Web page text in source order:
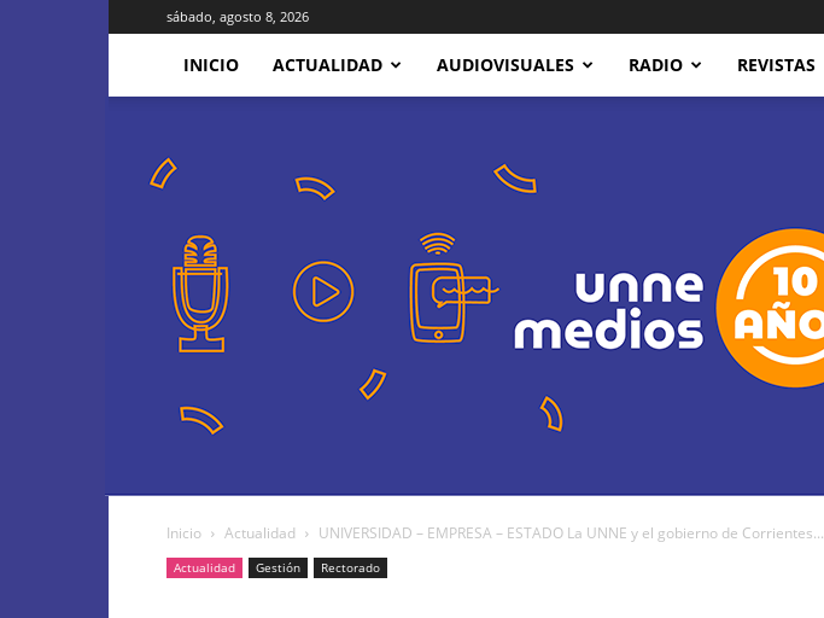
sábado, agosto 8, 2026
INICIO ACTUALIDAD AUDIOVISUALES RADIO REVISTAS
Inicio Actualidad UNIVERSIDAD – EMPRESA – ESTADO La UNNE y el gobierno de Corrientes...
Actualidad Gestión Rectorado